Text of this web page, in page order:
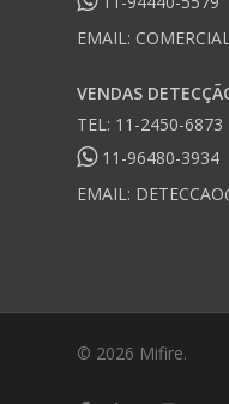
EMAIL:
VENDAS
TEL: 11-2450-6873
11-96480-3934
EMAIL:
© 2026 Mifire.